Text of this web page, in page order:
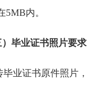
5MB内。
）毕业证书照片要求
毕业证书原件照片